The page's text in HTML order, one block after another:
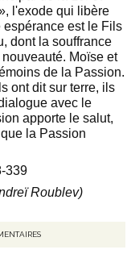
l'exode qui libère
espérance est le Fils
dont la souffrance
Moïse et
de la Passion.
ont dit sur terre, ils
avec le
apporte le salut,
la Passion
339
Roublev)